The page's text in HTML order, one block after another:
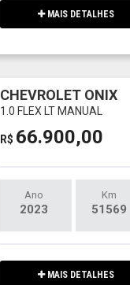
MAIS DETALHES
CHEVROLET ONIX
1.0 FLEX LT MANUAL
R$ 66.900,00
Ano
2023
Km
51569
MAIS DETALHES